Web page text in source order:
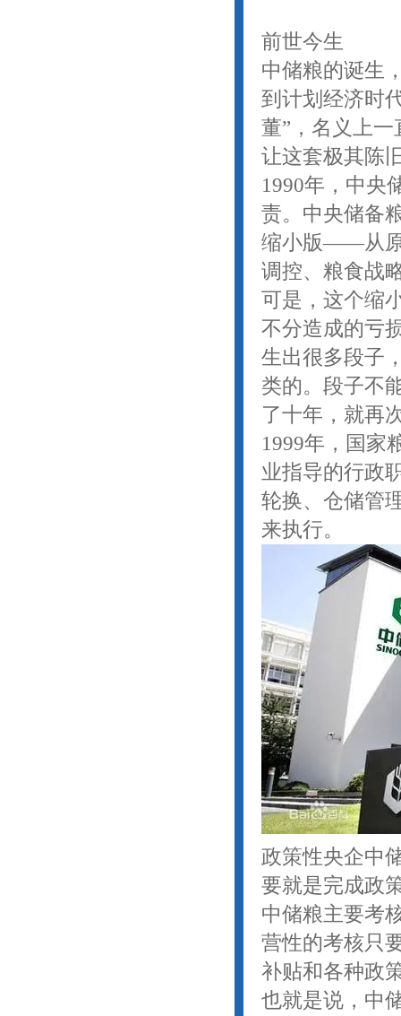
前世今生
中储粮的诞生
到计划经济时
董”，名义上
让这套极其陈
1990年，中央
责。中央储备
缩小版——从原
调控、粮食战
可是，这个缩
不分造成的亏
生出很多段子
类的。段子不
了十年，就再
1999年，国家
业指导的行政
轮换、仓储管
来执行。
政策性央企中
要就是完成政
中储粮主要考
营性的考核只
补贴和各种政
也就是说，中